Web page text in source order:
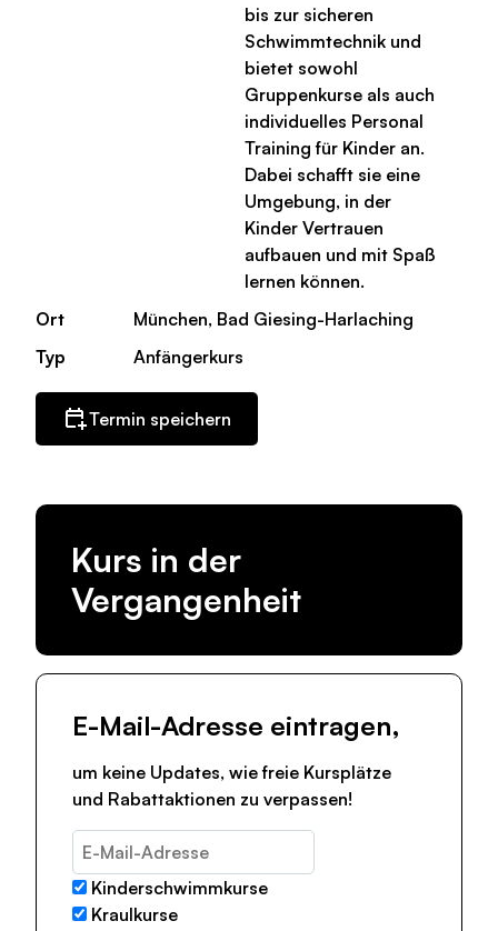
bis zur sicheren
Schwimmtechnik und
bietet sowohl
Gruppenkurse als auch
individuelles Personal
Training für Kinder an.
Dabei schafft sie eine
Umgebung, in der
Kinder Vertrauen
aufbauen und mit Spaß
lernen können.
Ort
München, Bad Giesing-Harlaching
Typ
Anfängerkurs
Termin speichern
Kurs in der
Vergangenheit
E-Mail-Adresse eintragen,
um keine Updates, wie freie Kursplätze
und Rabattaktionen zu verpassen!
Kinderschwimmkurse
Kraulkurse